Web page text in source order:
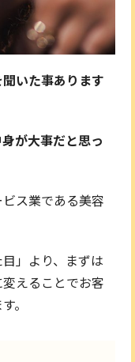
聞いた事あります
が大事だと思っ
ス業である美容
」より、まずは
えることでお客
。